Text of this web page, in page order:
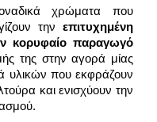
χρώματα που
την επιτυχημένη
κορυφαίο παραγωγό
της στην αγορά μίας
υλικών που εκφράζουν
και ενισχύουν την